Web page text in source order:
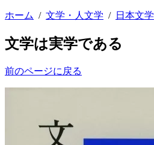
ホーム / 文学・人文学 / 日本文学
文学は実学である
前のページに戻る